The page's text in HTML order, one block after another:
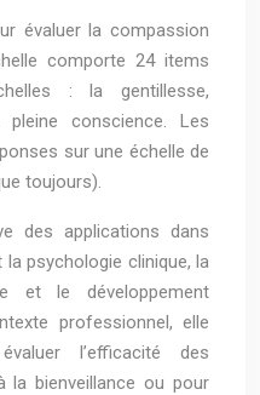
évaluer la compassion
comporte 24 items
: la gentillesse,
conscience. Les
sur une échelle de
toujours).
des applications dans
psychologie clinique, la
et le développement
professionnel, elle
l’efficacité des
la bienveillance ou pour